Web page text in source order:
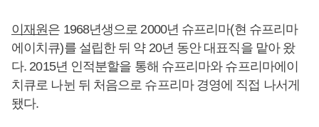
이재원은 1968년생으로 2000년 슈프리마(현 슈프리마
에이치큐)를 설립한 뒤 약 20년 동안 대표직을 맡아 왔
다. 2015년 인적분할을 통해 슈프리마와 슈프리마에이
치큐로 나뉜 뒤 처음으로 슈프리마 경영에 직접 나서게
됐다.